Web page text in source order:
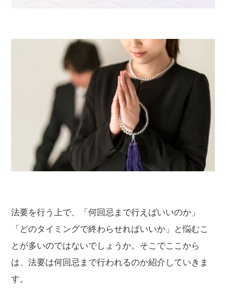
法要を行う上で、「何回忌まで行えばいいのか」
「どのタイミングで終わらせればいいか」と悩むこ
とが多いのではないでしょうか。そこでここから
は、法要は何回忌まで行われるのか紹介していきま
す。